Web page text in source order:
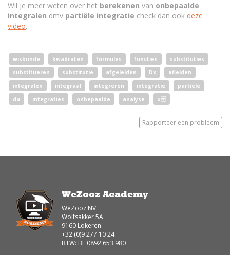
Wil je meer weten over het berekenen van onbepaalde
integralen dmv partiële integratie check dan ook deze
video.
wiskunde kwadraten formules functies
substituties
substitueren
substitutie afgeleiden Dx
afleiden
integralen
integraal integreren integratie
partiële
du
integraties onbepaalde analyse u
Rapporteer een probleem
WeZooz Academy
WeZooz NV
Wolfsakker 5A
9160 Lokeren
+32 (0)9 277 10 24
BTW: BE 0892.653.980